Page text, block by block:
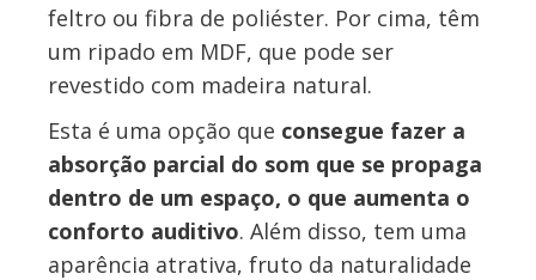
feltro ou fibra de poliéster. Por cima, têm
um ripado em MDF, que pode ser
revestido com madeira natural.
Esta é uma opção que consegue fazer a
absorção parcial do som que se propaga
dentro de um espaço, o que aumenta o
conforto auditivo. Além disso, tem uma
aparência atrativa, fruto da naturalidade